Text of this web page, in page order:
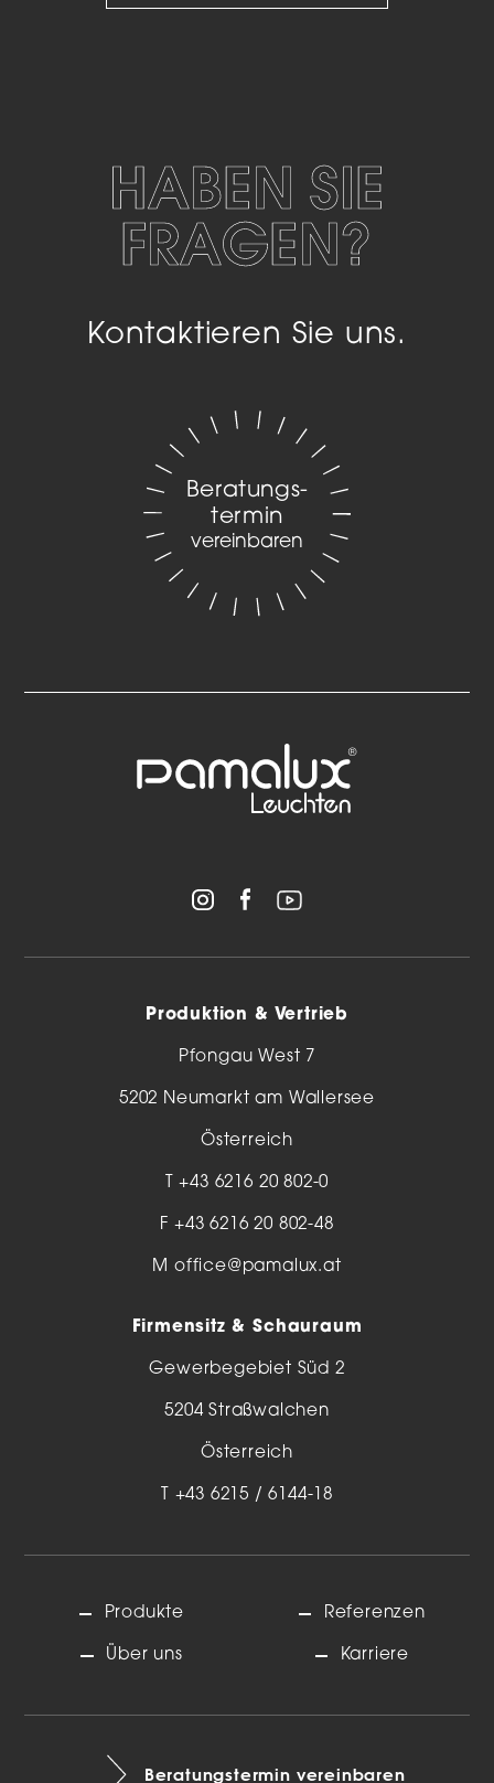
HABEN SIE
FRAGEN?
Kontaktieren Sie uns.
Beratungs­
termin
vereinbaren
Produktion & Vertrieb
Pfongau West 7
5202 Neumarkt am Wallersee
Österreich
T+43 6216 20 802-0
F +43 6216 20 802-48
M office@pamalux.at
Firmensitz & Schauraum
Gewerbegebiet Süd 2
5204 Straßwalchen
Österreich
T +43 6215 / 6144-18
Produkte
Über uns
Referenzen
Karriere
Beratungstermin vereinbaren